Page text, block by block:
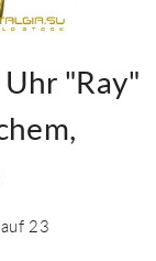
"Ray"
23